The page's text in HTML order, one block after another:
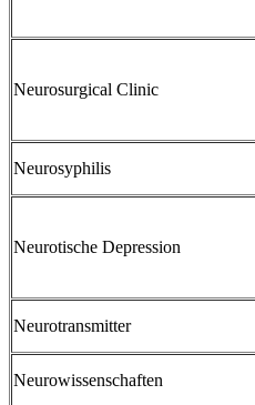
Neurosurgical Clinic
Neurosyphilis
Neurotische Depression
Neurotransmitter
Neurowissenschaften